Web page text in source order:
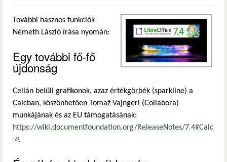
További hasznos funkciók
Németh László írása nyomán:
Egy további fő-fő
újdonság
Cellán belüli grafikonok, azaz értékgörbék (sparkline) a
Calcban, köszönhetően Tomaž Vajngerl (Collabora)
munkájának és az EU támogatásának:
https://wiki.documentfoundation.org/ReleaseNotes/7.4#Calc
(külső hivatkozás)
.